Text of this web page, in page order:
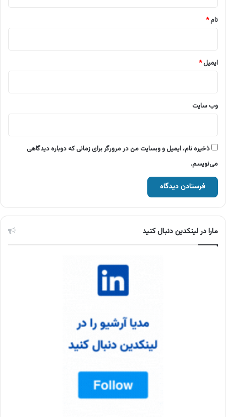
نام*
ایمیل*
وب‌ سایت
ذخیره نام، ایمیل و وبسایت من در مرورگر برای زمانی که دوباره دیدگاهی
می‌نویسم.
مارا در لینکدین دنبال کنید